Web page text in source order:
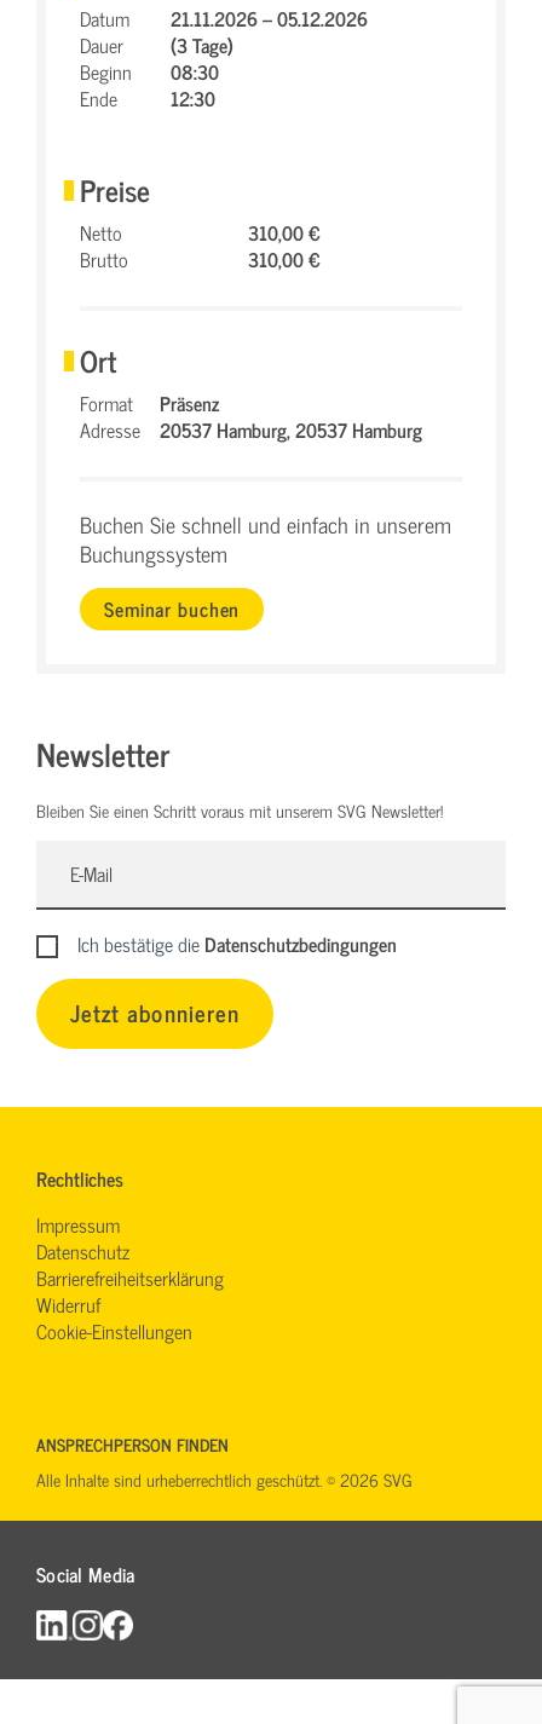
Datum
21.11.2026 – 05.12.2026
Dauer
(3 Tage)
Beginn
08:30
Ende
12:30
Preise
Netto
310,00 €
Brutto
310,00 €
Ort
Format
Präsenz
Adresse
20537 Hamburg,20537 Hamburg
Buchen Sie schnell und einfach in unserem
Buchungssystem
Seminar buchen
Newsletter
Bleiben Sie einen Schritt voraus mit unserem SVG Newsletter!
Ich bestätige dieDatenschutzbedingungen
Jetzt abonnieren
Rechtliches
Impressum
Datenschutz
Barrierefreiheitserklärung
Widerruf
Cookie-Einstellungen
Social Media
ANSPRECHPERSON FINDEN
Alle Inhalte sind urheberrechtlich geschützt. © 2026 SVG